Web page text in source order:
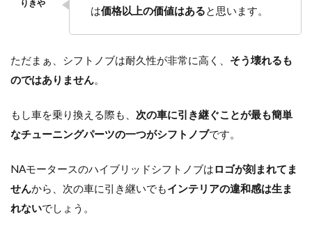
は価格以上の価値はある と思います。
ただまぁ、シフトノブは耐久性が非常に高く、 そう壊れるも
のではありません
もし車を乗り換える際も、 次の車に引き継ぐことが最も簡単
なチューニングパーツの一つがシフトノブです。
NAモータースのハイブリッドシフトノブはロゴが刻まれてま
せんから、次の車に引き継いでもインテリアの違和感は生ま
れないでしょう。